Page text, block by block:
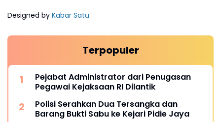
Designed by Kabar Satu
Terpopuler
Pejabat Administrator dari Penugasan
Pegawai Kejaksaan RI Dilantik
Polisi Serahkan Dua Tersangka dan
Barang Bukti Sabu ke Kejari Pidie Jaya